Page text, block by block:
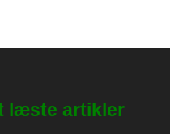
læste artikler